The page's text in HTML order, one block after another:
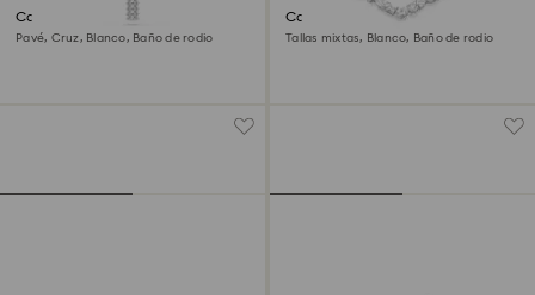
Colgante Insigne
Pavé, Cruz, Blanco, Baño de rodio
Conjunto Mesmera
Tallas mixtas, Blanco, Baño de rodio